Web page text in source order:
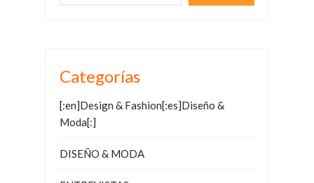
Categorías
[:en]Design & Fashion[:es]Diseño &
Moda[:]
DISEÑO & MODA